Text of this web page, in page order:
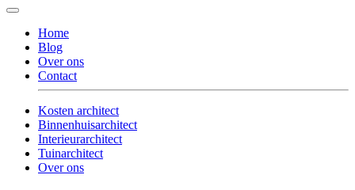
Home
Blog
Over ons
Contact
Kosten architect
Binnenhuisarchitect
Interieurarchitect
Tuinarchitect
Over ons